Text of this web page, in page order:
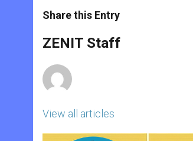
t
s
p
p
s
e
g
e
e
b
o
k
Share this Entry
ZENIT Staff
View all articles